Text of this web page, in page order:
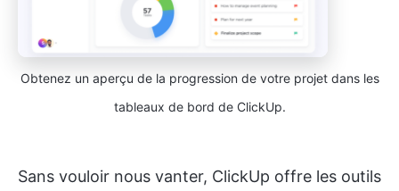
Obtenez un aperçu de la progression de votre projet dans les
tableaux de bord de ClickUp.
Sans vouloir nous vanter, ClickUp offre les outils